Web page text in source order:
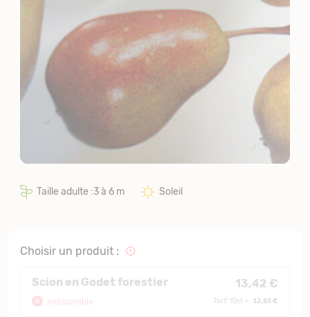
Taille adulte :3 à 6 m Soleil
Choisir un produit :
Scion en Godet forestier 13,42 €
Indisponible Tarif 10et + :12,63 €